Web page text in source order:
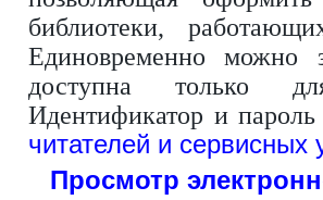
библиотеки,
Единовременно можно
доступна только для
Идентификатор и
читателей и сервисных
Просмотр